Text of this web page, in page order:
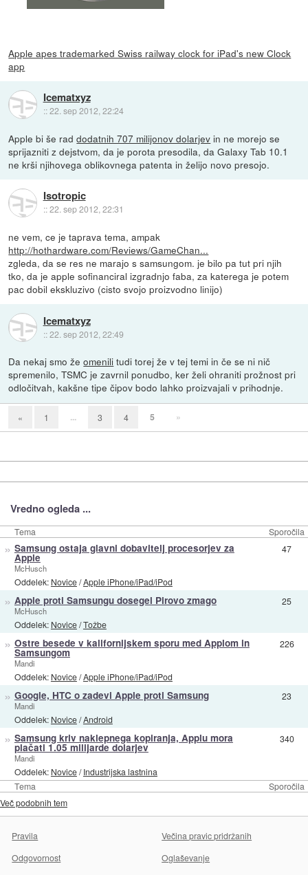
Apple apes trademarked Swiss railway clock for iPad's new Clock
app
Icematxyz
::22. sep 2012, 22:24
Apple bi še raddodatnih 707 milijonov dolarjev in ne morejo se
sprijazniti z dejstvom, da je porota presodila, da Galaxy Tab 10.1
ne krši njihovega oblikovnega patenta in želijo novo presojo.
Isotropic
::22. sep 2012, 22:31
ne vem, ce je taprava tema, ampak
http://hothardware.com/Reviews/GameChan...
zgleda, da se res ne marajo s samsungom. je bilo pa tut pri njih
tko, da je apple sofinanciral izgradnjo faba, za katerega je potem
pac dobil ekskluzivo (cisto svojo proizvodno linijo)
Icematxyz
::22. sep 2012, 22:49
Da nekaj smo žeomenili tudi torej že v tej temi in če se ni nič
spremenilo, TSMC je zavrnil ponudbo, ker želi ohraniti prožnost pri
odločitvah, kakšne tipe čipov bodo lahko proizvajali v prihodnje.
« 1 ... 3 4 5 »
Vredno ogleda ...
Tema Sporočila
Tema Sporočila
» Samsung ostaja glavni dobavitelj procesorjev za
Apple
McHusch
Oddelek: Novice/Apple iPhone/iPad/iPod
47
» Apple proti Samsungu dosegel Pirovo zmago
McHusch
Oddelek: Novice/Tožbe
25
» Ostre besede v kalifornijskem sporu med Applom in
Samsungom
Mandi
Oddelek: Novice/Apple iPhone/iPad/iPod
226
» Google, HTC o zadevi Apple proti Samsung
Mandi
Oddelek: Novice/Android
23
» Samsung kriv naklepnega kopiranja, Applu mora
plačati 1.05 milijarde dolarjev
Mandi
Oddelek: Novice/Industrijska lastnina
340
Več podobnih tem
Pravila
Večina pravic pridržanih
Odgovornost
Oglaševanje